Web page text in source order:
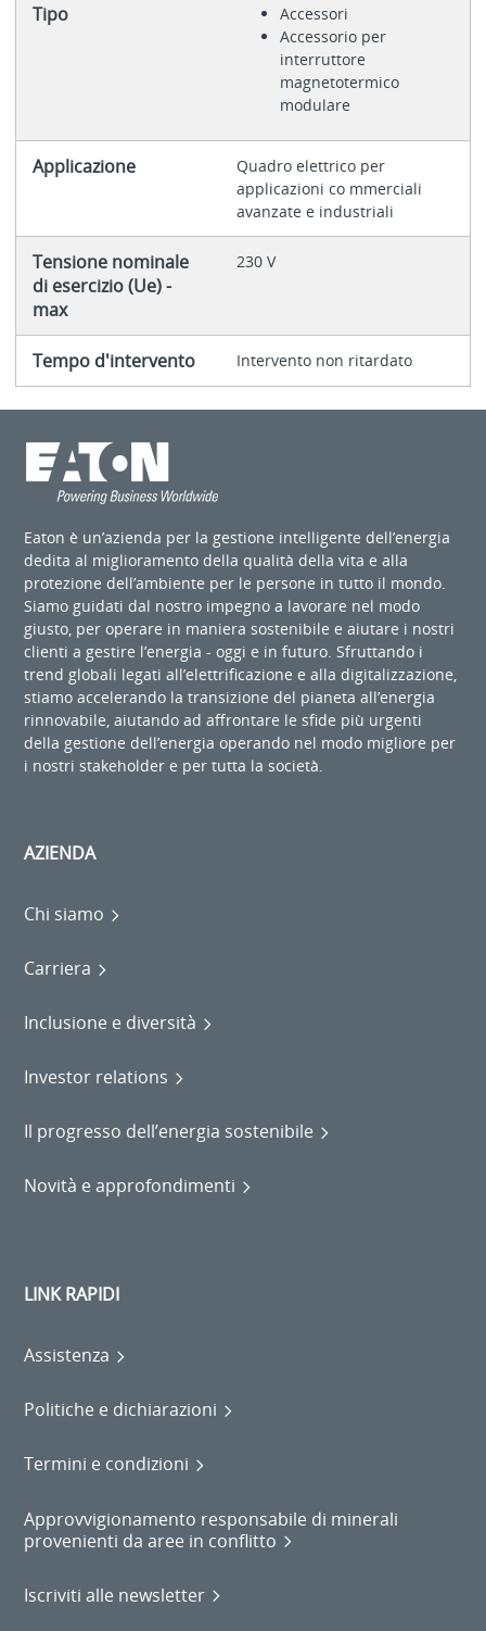
Tipo
Accessori
Accessorio per
interruttore
magnetotermico
modulare
Applicazione
Quadro elettrico per
applicazioni co mmerciali
avanzate e industriali
Tensione nominale
di esercizio (Ue) -
max
230 V
Tempo d'intervento Intervento non ritardato
Eaton è un’azienda per la gestione intelligente dell’energia
dedita al miglioramento della qualità della vita e alla
protezione dell’ambiente per le persone in tutto il mondo.
Siamo guidati dal nostro impegno a lavorare nel modo
giusto, per operare in maniera sostenibile e aiutare i nostri
clienti a gestire l’energia - oggi e in futuro. Sfruttando i
trend globali legati all’elettrificazione e alla digitalizzazione,
stiamo accelerando la transizione del pianeta all’energia
rinnovabile, aiutando ad affrontare le sfide più urgenti
della gestione dell’energia operando nel modo migliore per
i nostri stakeholder e per tutta la società.
AZIENDA
Chi siamo
Carriera
Inclusione e diversità
Investor relations
Il progresso dell’energia sostenibile
Novità e approfondimenti
LINK RAPIDI
Assistenza
Politiche e dichiarazioni
Termini e condizioni
Approvvigionamento responsabile di minerali
provenienti da aree in conflitto
Iscriviti alle newsletter